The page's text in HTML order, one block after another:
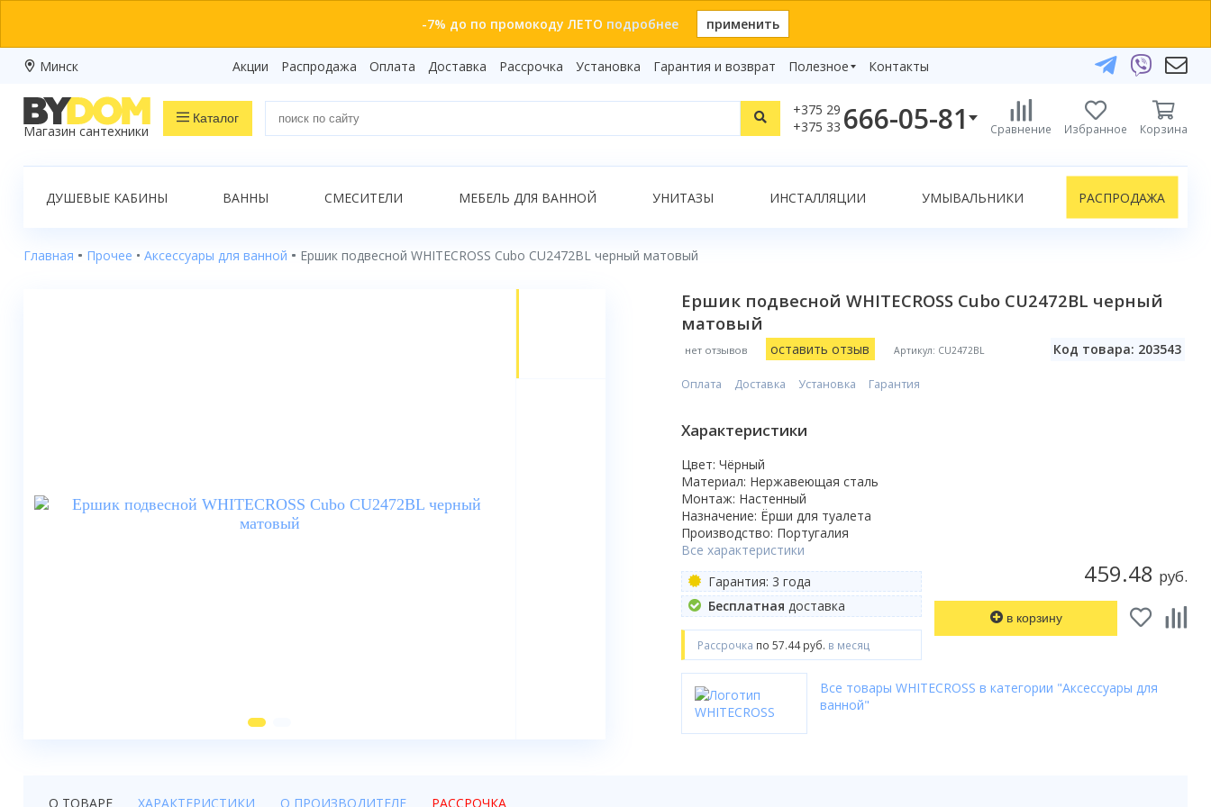
-7% до по промокоду ЛЕТО подробнее применить
Минск Акции Распродажа Оплата Доставка Рассрочка Установка Гарантия и возврат
Полезное
Видеообзоры
Бренды
Контакты
Магазин сантехники
Каталог
+375 29
+375 33 666-05-81
+375 29 666-05-81
+375 17 243-24-29
Telegram
info@bydom.by
Сравнение Избранное Корзина
Показать все результаты
Распродажа
Ванны
Смесители
ДУШЕВЫЕ КАБИНЫ ВАННЫ СМЕСИТЕЛИ МЕБЕЛЬ ДЛЯ ВАННОЙ УНИТАЗЫ ИНСТАЛЛЯЦИИ УМЫВАЛЬНИКИ РАСПРОДАЖА
Главная Прочее Аксессуары для ванной Ершик подвесной WHITECROSS Cubo CU2472BL черный матовый
Ершик подвесной WHITECROSS Cubo CU2472BL черный
матовый
нет отзывов оставить отзыв Артикул: CU2472BL Код товара: 203543
459.48 руб.
в корзину
Оплата Доставка Установка Гарантия
Характеристики
Цвет: Чёрный
Материал: Нержавеющая сталь
Монтаж: Настенный
Назначение: Ёрши для туалета
Производство: Португалия
Все характеристики
Гарантия: 3 года
Бесплатная доставка
Рассрочка по 57.44 руб. в месяц
Все товары WHITECROSS в категории "Аксессуары для
ванной"
О ТОВАРЕ ХАРАКТЕРИСТИКИ О ПРОИЗВОДИТЕЛЕ РАССРОЧКА